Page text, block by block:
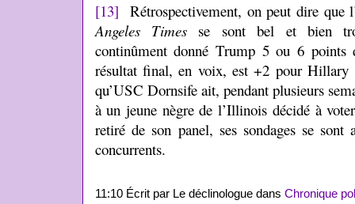
[13] Rétrospectivement, on peut dire
Angeles Timesse sont bel et bien
continûment donné Trump 5 ou 6
résultat final, en voix, est +2 pour
qu’USC Dornsife ait, pendant plusieurs
à un jeune nègre de l’Illinois décidé à
retiré de son panel, ses sondages se sont
concurrents.
11:10 Écrit par Le déclinologue dans Chronique